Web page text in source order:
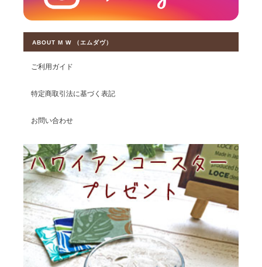
ABOUT M W （エムダヴ）
ご利用ガイド
特定商取引法に基づく表記
お問い合わせ